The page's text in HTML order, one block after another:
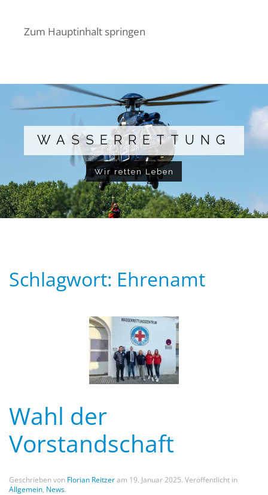
Zum Hauptinhalt springen
WASSERRETTUNG
Wir retten Leben
Schlagwort: Ehrenamt
Wahl der
Vorstandschaft
Geschrieben von Florian Reitzeram 19. Januar 2025. Veröffentlicht in
Allgemein, News.